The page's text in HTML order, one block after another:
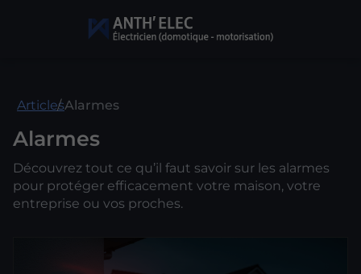
ArticlesAlarmes
Alarmes
Découvrez tout ce qu’il faut savoir sur les alarmes
pour protéger efficacement votre maison, votre
entreprise ou vos proches.